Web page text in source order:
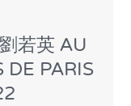
若英 AU
DE PARIS